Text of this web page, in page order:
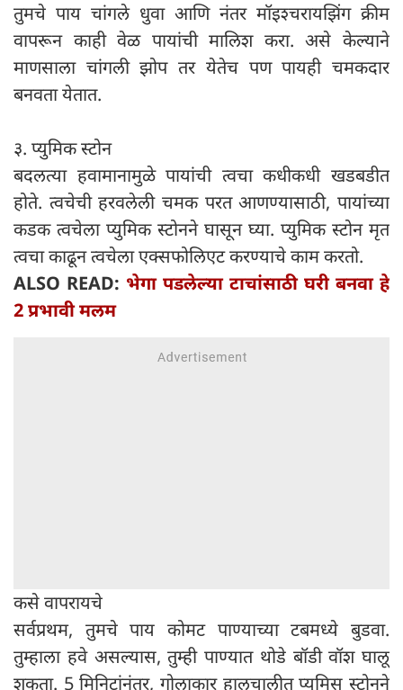
तुमचे पाय चांगले धुवा आणि नंतर मॉइश्चरायझिंग क्रीम
वापरून काही वेळ पायांची मालिश करा. असे केल्याने
माणसाला चांगली झोप तर येतेच पण पायही चमकदार
बनवता येतात.
३. प्युमिक स्टोन
बदलत्या हवामानामुळे पायांची त्वचा कधीकधी खडबडीत
होते. त्वचेची हरवलेली चमक परत आणण्यासाठी, पायांच्या
कडक त्वचेला प्युमिक स्टोनने घासून घ्या. प्युमिक स्टोन मृत
त्वचा काढून त्वचेला एक्सफोलिएट करण्याचे काम करतो.
ALSO READ: भेगा पडलेल्या टाचांसाठी घरी बनवा हे
2 प्रभावी मलम
कसे वापरायचे
सर्वप्रथम, तुमचे पाय कोमट पाण्याच्या टबमध्ये बुडवा.
तुम्हाला हवे असल्यास, तुम्ही पाण्यात थोडे बॉडी वॉश घालू
शकता. 5 मिनिटांनंतर, गोलाकार हालचालीत प्युमिस स्टोनने